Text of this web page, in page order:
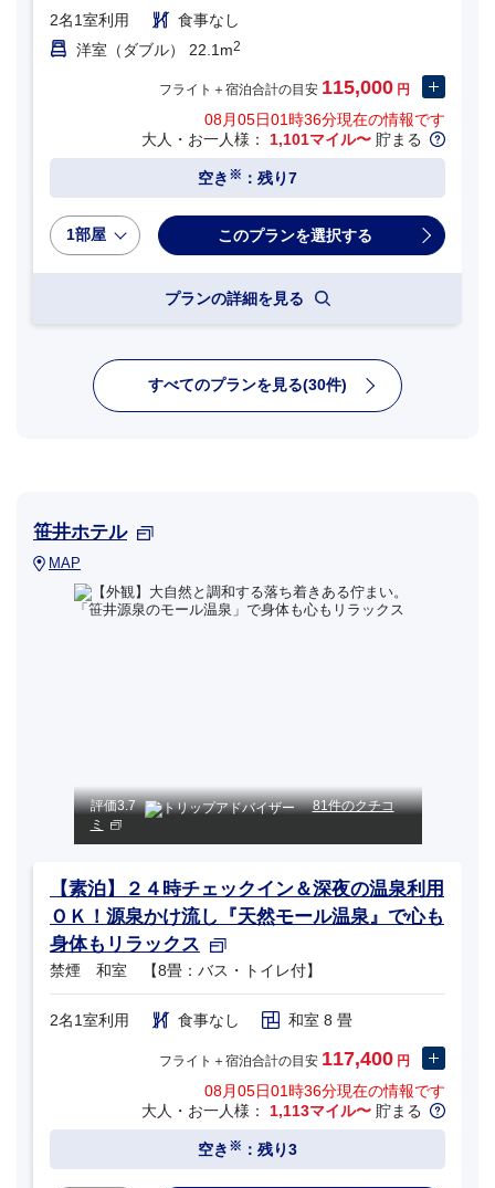
2名1室利用
食事なし
洋室（ダブル） 22.1m2
フライト＋宿泊合計の目安 115,000 円
08月05日01時36分現在の情報です
大人・お一人様： 1,101マイル〜 貯まる
空き ※ ：残り7
1部屋
プランの詳細を見る
すべてのプランを見る(30件)
笹井ホテル
MAP
評価3.7
81件のクチコ
ミ
【素泊】２４時チェックイン＆深夜の温泉利用
ＯＫ！源泉かけ流し『天然モール温泉』で心も
身体もリラックス
禁煙 和室 【8畳：バス・トイレ付】
2名1室利用 食事なし 和室 8 畳
フライト＋宿泊合計の目安 117,400 円
08月05日01時36分現在の情報です
大人・お一人様： 1,113マイル〜 貯まる
空き ※ ：残り3